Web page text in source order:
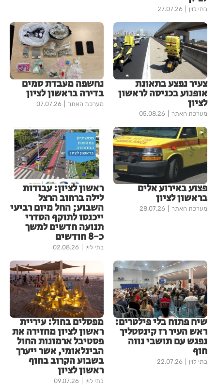
בתי לוין 27.07.26
צעיר נפצע בתאונת
אופנוע בכניסה לראשון
לציון
מערכת האתר 05.08.26
נחשפה מעבדת סמים
בדירה בראשון לציון
מערכת האתר 07.07.26
פצוע באירוע אלים
בראשון לציון
מערכת האתר 28.07.26
ראשון לציון: עבודות
לילה ברחוב הרצל
השבוע; החל מיום רביעי
ייכנסו לתוקף הסדרי
תנועה חדשים למשך
כ-8 חודשים
בתי לוין 02.08.26
שיח פתוח בלי פילטרים:
ראש העיר רז קינסטליך
נפגש עם תושבי נווה
חוף
בתי לוין 22.07.26
מפסלים בחול: עיריית
ראשון לציון מחזירה את
פסטיבל ארמונות החול
הבינלאומי, אשר ייערך
בשבוע הקרוב בחוף
ראשון לציון
בתי לוין 09.07.26